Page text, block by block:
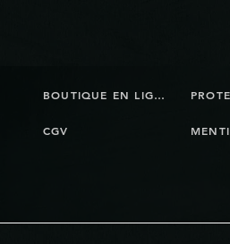
BOUTIQUE EN LIGNE
CGV